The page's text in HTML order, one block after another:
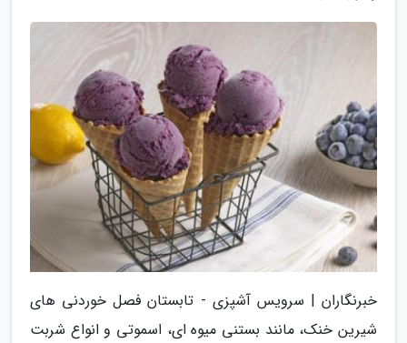
خبرنگاران | سرویس آشپزی - تابستان فصل خوردنی های
شیرین خنک، مانند بستنی میوه ای، اسموتی و انواع شربت